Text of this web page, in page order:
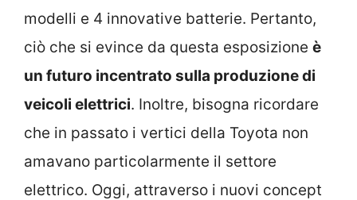
modelli e 4 innovative batterie. Pertanto,
ciò che si evince da questa esposizione è
un futuro incentrato sulla produzione di
veicoli elettrici. Inoltre, bisogna ricordare
che in passato i vertici della Toyota non
amavano particolarmente il settore
elettrico. Oggi, attraverso i nuovi concept